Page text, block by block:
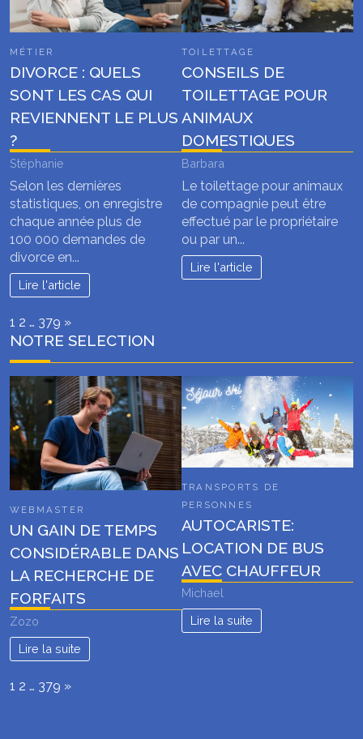
MÉTIER
DIVORCE : QUELS
SONT LES CAS QUI
REVIENNENT LE PLUS
?
Stéphanie
Selon les dernières
statistiques, on enregistre
chaque année plus de
100 000 demandes de
divorce en...
Lire l'article
TOILETTAGE
CONSEILS DE
TOILETTAGE POUR
ANIMAUX
DOMESTIQUES
Barbara
Le toilettage pour animaux
de compagnie peut être
effectué par le propriétaire
ou par un...
Lire l'article
Page:
1 2 … 379 Next
»
NOTRE SELECTION
WEBMASTER
UN GAIN DE TEMPS
CONSIDÉRABLE DANS
LA RECHERCHE DE
FORFAITS
Zozo
Lire la suite
TRANSPORTS DE
PERSONNES
AUTOCARISTE:
LOCATION DE BUS
AVEC CHAUFFEUR
Michael
Lire la suite
Page:
1 2 … 379 Next
»